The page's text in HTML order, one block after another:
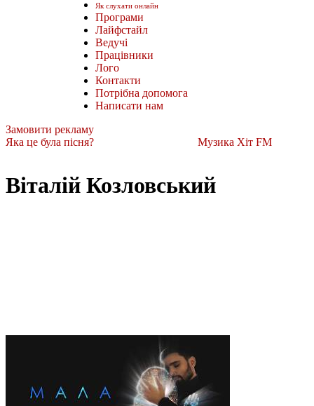
Як слухати онлайн
Програми
Лайфстайл
Ведучі
Працівники
Лого
Контакти
Потрібна допомога
Написати нам
Замовити рекламу
Яка це була пісня?
Музика Хіт FM
Віталій Козловський